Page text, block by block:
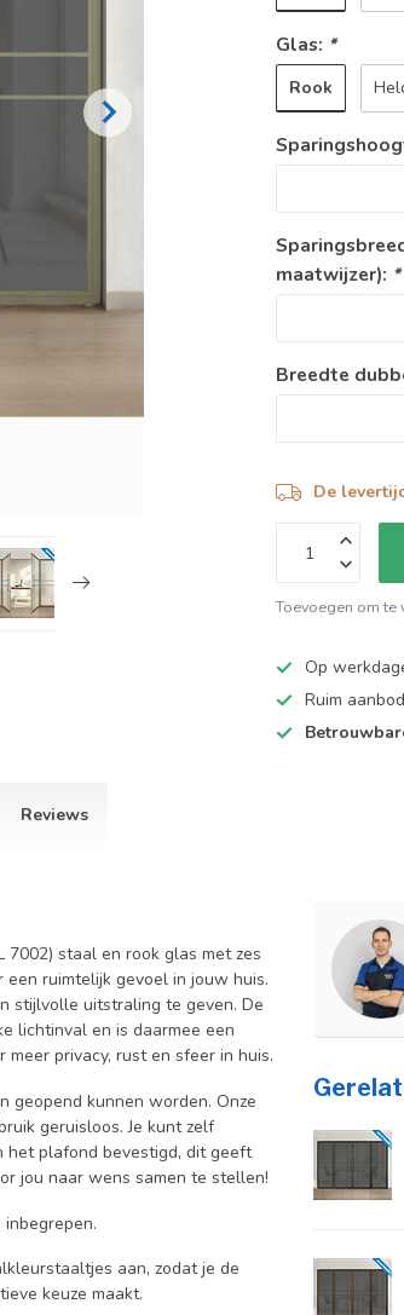
Glas: *
Rook
maatwijzer): *
Breedte
De
Toevoegen om te
Op
Ruim aanbod
Reviews
staal en rook glas met zes
ruimtelijk gevoel in jouw huis.
stijlvolle uitstraling te geven. De
lichtinval en is daarmee een
privacy, rust en sfeer in huis.
geopend kunnen worden. Onze
geruisloos. Je kunt zelf
het plafond bevestigd, dit geeft
jou naar wens samen te stellen!
aan, zodat je de
keuze maakt.